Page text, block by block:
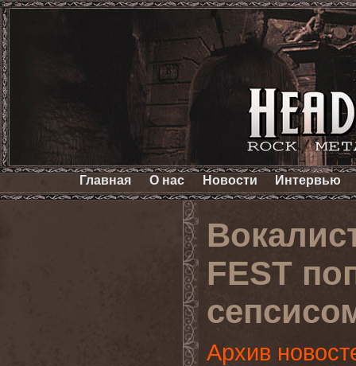
Главная О нас Новости Интервью
FEST
Архив